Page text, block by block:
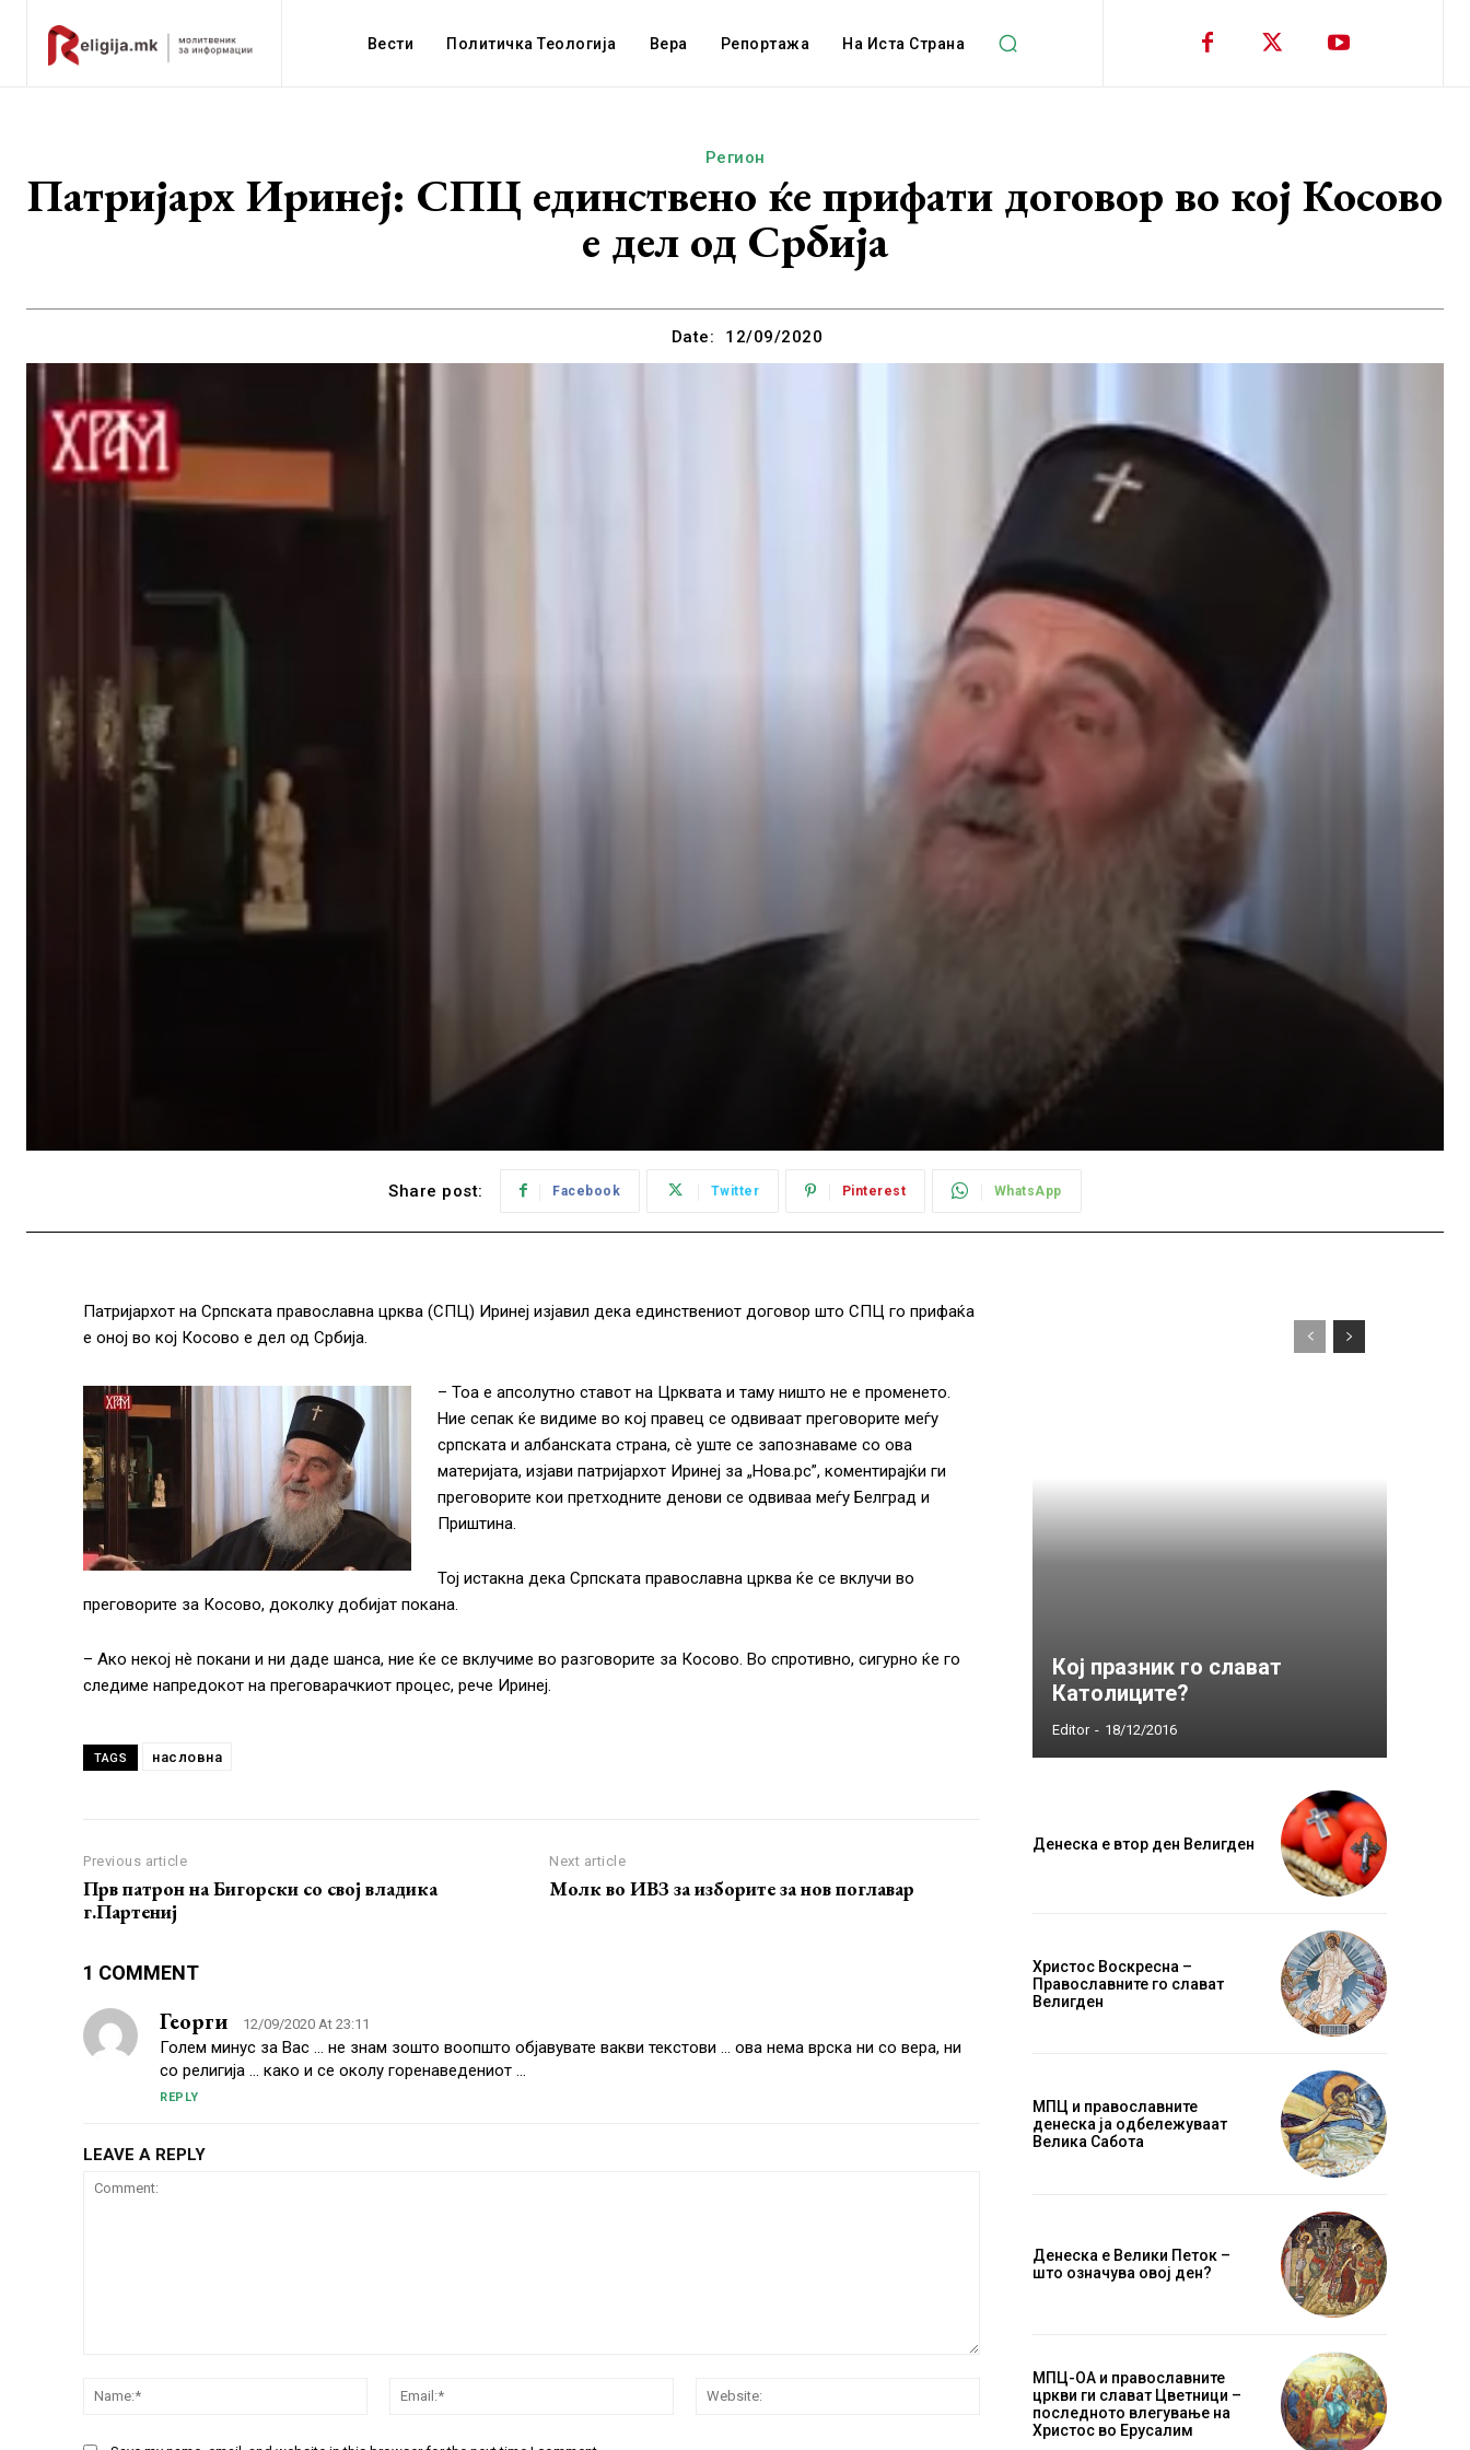
Вести Политичка Теологија Вера Репортажа На Иста Страна
Регион
Патријарх Иринеј: СПЦ единствено ќе прифати договор во кој Косово
е дел од Србија
Date: 12/09/2020
Share post: Facebook Twitter Pinterest WhatsApp
Патријархот на Српската православна црква (СПЦ) Иринеј изјавил дека единствениот договор што СПЦ го прифаќа
е оној во кој Косово е дел од Србија.
– Тоа е апсолутно ставот на Црквата и таму ништо не е променето.
Ние сепак ќе видиме во кој правец се одвиваат преговорите меѓу
српската и албанската страна, сè уште се запознаваме со ова
материјата, изјави патријархот Иринеј за „Нова.рс”, коментирајќи ги
преговорите кои претходните денови се одвиваа меѓу Белград и
Приштина.
Тој истакна дека Српската православна црква ќе се вклучи во
преговорите за Косово, доколку добијат покана.
– Ако некој нè покани и ни даде шанса, ние ќе се вклучиме во разговорите за Косово. Во спротивно, сигурно ќе го
следиме напредокот на преговарачкиот процес, рече Иринеј.
TAGS насловна
Previous article
Прв патрон на Бигорски со свој владика
г.Партениј
Next article
Молк во ИВЗ за изборите за нов поглавар
1 COMMENT
Георги 12/09/2020 At 23:11
Голем минус за Вас … не знам зошто воопшто објавувате вакви текстови … ова нема врска ни со вера, ни
со религија … како и се околу горенаведениот …
REPLY
LEAVE A REPLY
Name:*
Email:* Website:
Кој празник го слават
Католиците?
Editor - 18/12/2016
Денеска е втор ден Велигден
Христос Воскресна –
Православните го слават
Велигден
МПЦ и православните
денеска ја одбележуваат
Велика Сабота
Денеска е Велики Петок –
што означува овој ден?
МПЦ-ОА и православните
цркви ги слават Цветници –
последното влегување на
Христос во Ерусалим